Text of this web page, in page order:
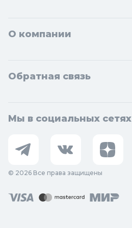
О компании
Обратная связь
Мы в социальных сетях
© 2026 Все права защищены